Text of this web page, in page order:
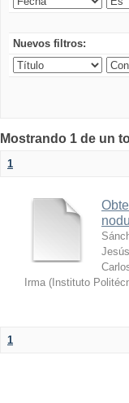
Nuevos filtros:
Mostrando 1 de un
1
Irma ( Instituto
1